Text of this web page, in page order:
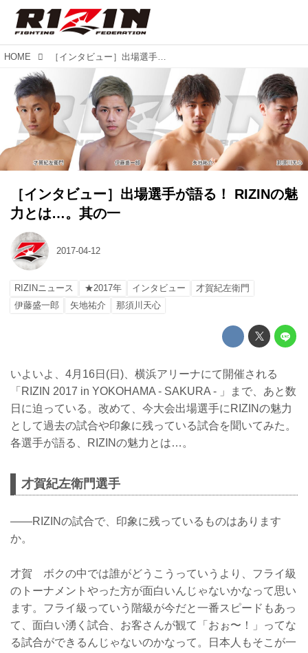
HOME ［インタビュー］出場選手が語る！ RIZINの魅力とは…。其の一
［インタビュー］出場選手が語る！ RIZINの魅
力とは…。其の一
2017-04-12
RIZINニュース ★2017年 インタビュー
才賀紀左衛門
伊藤盛一郎
矢地祐介 那須川天心
いよいよ、4月16日(日)、横浜アリーナにて開催される
「RIZIN 2017 in YOKOHAMA - SAKURA - 」まで、あと数
日に迫っている。改めて、今大会出場選手にRIZINの魅力
として過去の試合や印象に残っている試合を聞いてみた。
各選手が語る、RIZINの魅力とは…。
才賀紀左衛門選手
——RIZINの試合で、印象に残っているものはあります
か。
才賀 ボクの中では誰がどうこうっていうより、フライ級
のトーナメントやった方が面白いんじゃないかなって思い
ます。フライ級っていう階級が今だと一番スピードもあっ
て、面白い湧く試合、お客さんが観て「おぉ〜！」ってな
る試合ができるんじゃないのかなって。日本人もそこが一